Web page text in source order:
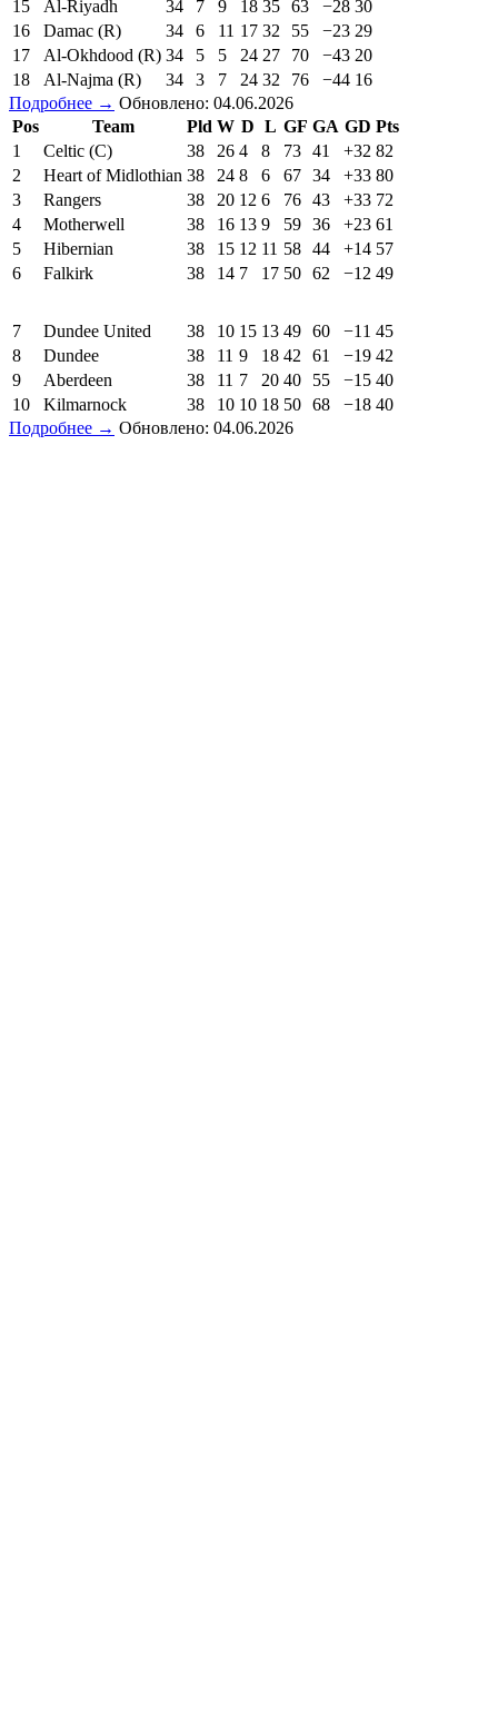
15 Al-Riyadh 34 7 9 18 35 63 −28 30
16
Damac (R) 34 6 11 17 32 55 −23 29
17
Al-Okhdood (R) 34 5 5 24 27 70 −43 20
18
Al-Najma (R) 34 3 7 24 32 76 −44 16
Подробнее → Обновлено: 04.06.2026
Pos
Team Pld W D L GF GA GD Pts
1
Celtic (C) 38 26 4 8 73 41 +32 82
2
Heart of Midlothian 38 24 8 6 67 34 +33 80
3
Rangers 38 20 12 6 76 43 +33 72
4
Motherwell 38 16 13 9 59 36 +23 61
5
Hibernian 38 15 12 11 58 44 +14 57
6
Falkirk 38 14 7 17 50 62 −12 49
7 Dundee United 38 10 15 13 49 60 −11 45
8
Dundee 38 11 9 18 42 61 −19 42
9
Aberdeen 38 11 7 20 40 55 −15 40
10
Kilmarnock 38 10 10 18 50 68 −18 40
Подробнее → Обновлено: 04.06.2026